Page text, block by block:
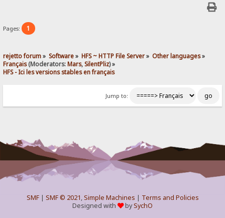
Pages: 1
rejetto forum» Software» HFS ~ HTTP File Server» Other languages»
Français(Moderators:Mars,SilentPliz) »
HFS - Ici les versions stables en français
Jump to:
SMF| SMF © 2021,Simple Machines | Terms and Policies
Designed with
bySychO